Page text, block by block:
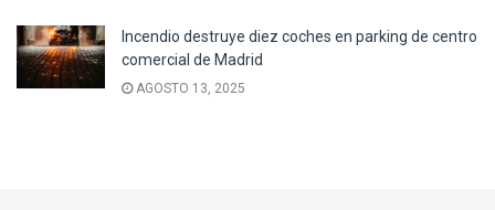
Incendio destruye diez coches en parking de centro
comercial de Madrid
AGOSTO 13, 2025